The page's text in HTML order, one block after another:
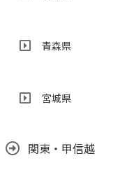
青森県
宮城県
関東・甲信越